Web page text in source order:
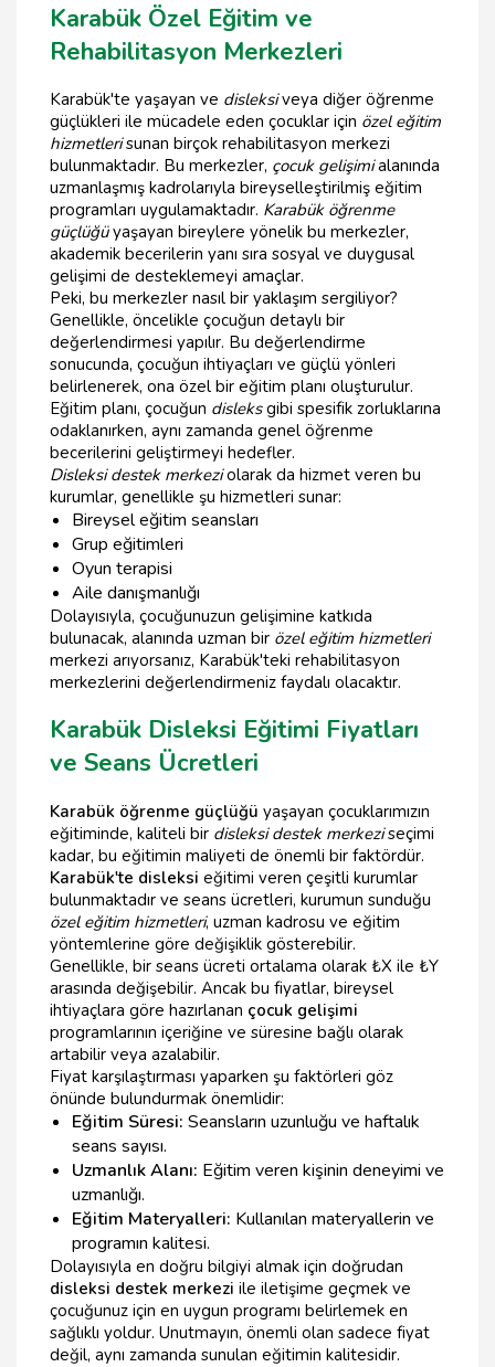
Karabük Özel Eğitim ve
Rehabilitasyon Merkezleri
Karabük'te yaşayan ve disleksiveya diğer öğrenme
güçlükleri ile mücadele eden çocuklar için özel eğitim
hizmetlerisunan birçok rehabilitasyon merkezi
bulunmaktadır. Bu merkezler, çocuk gelişimialanında
uzmanlaşmış kadrolarıyla bireyselleştirilmiş eğitim
programları uygulamaktadır. Karabük öğrenme
güçlüğüyaşayan bireylere yönelik bu merkezler,
akademik becerilerin yanı sıra sosyal ve duygusal
gelişimi de desteklemeyi amaçlar.
Peki, bu merkezler nasıl bir yaklaşım sergiliyor?
Genellikle, öncelikle çocuğun detaylı bir
değerlendirmesi yapılır. Bu değerlendirme
sonucunda, çocuğun ihtiyaçları ve güçlü yönleri
belirlenerek, ona özel bir eğitim planı oluşturulur.
Eğitim planı, çocuğun disleksgibi spesifik zorluklarına
odaklanırken, aynı zamanda genel öğrenme
becerilerini geliştirmeyi hedefler.
Disleksi destek merkeziolarak da hizmet veren bu
kurumlar, genellikle şu hizmetleri sunar:
Bireysel eğitim seansları
Grup eğitimleri
Oyun terapisi
Aile danışmanlığı
Dolayısıyla, çocuğunuzun gelişimine katkıda
bulunacak, alanında uzman bir özel eğitim hizmetleri
merkezi arıyorsanız, Karabük'teki rehabilitasyon
merkezlerini değerlendirmeniz faydalı olacaktır.
Karabük Disleksi Eğitimi Fiyatları
ve Seans Ücretleri
Karabük öğrenme güçlüğü yaşayan çocuklarımızın
eğitiminde, kaliteli bir disleksi destek merkeziseçimi
kadar, bu eğitimin maliyeti de önemli bir faktördür.
Karabük'te disleksi eğitimi veren çeşitli kurumlar
bulunmaktadır ve seans ücretleri, kurumun sunduğu
özel eğitim hizmetleri, uzman kadrosu ve eğitim
yöntemlerine göre değişiklik gösterebilir.
Genellikle, bir seans ücreti ortalama olarak ₺X ile ₺Y
arasında değişebilir. Ancak bu fiyatlar, bireysel
ihtiyaçlara göre hazırlanan çocuk gelişimi
programlarının içeriğine ve süresine bağlı olarak
artabilir veya azalabilir.
Fiyat karşılaştırması yaparken şu faktörleri göz
önünde bulundurmak önemlidir:
Eğitim Süresi: Seansların uzunluğu ve haftalık
seans sayısı.
Uzmanlık Alanı: Eğitim veren kişinin deneyimi ve
uzmanlığı.
Eğitim Materyalleri: Kullanılan materyallerin ve
programın kalitesi.
Dolayısıyla en doğru bilgiyi almak için doğrudan
disleksi destek merkezi ile iletişime geçmek ve
çocuğunuz için en uygun programı belirlemek en
sağlıklı yoldur. Unutmayın, önemli olan sadece fiyat
değil, aynı zamanda sunulan eğitimin kalitesidir.